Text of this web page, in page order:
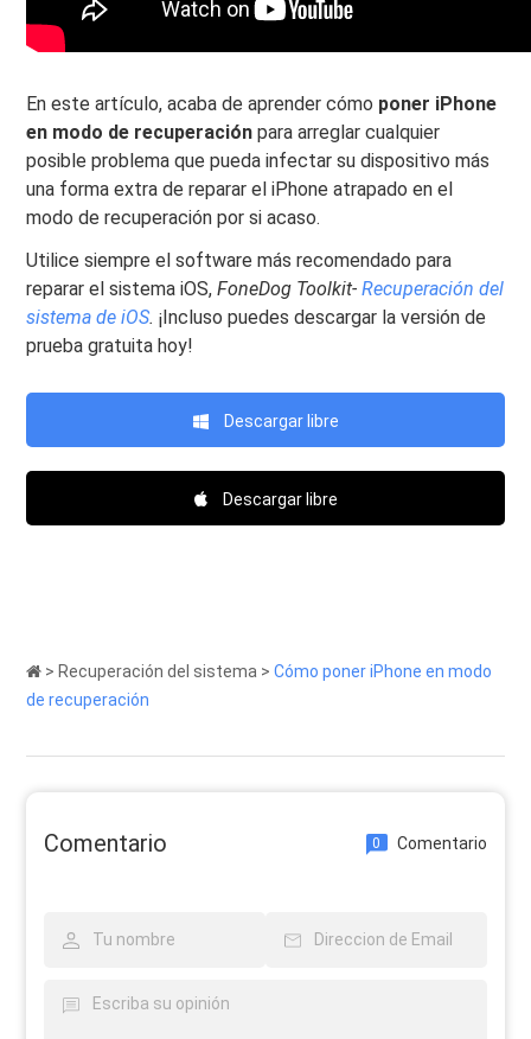
En este artículo, acaba de aprender cómo poner iPhone
en modo de recuperación para arreglar cualquier
posible problema que pueda infectar su dispositivo más
una forma extra de reparar el iPhone atrapado en el
modo de recuperación por si acaso.
Utilice siempre el software más recomendado para
reparar el sistema iOS,FoneDog Toolkit-Recuperación del
sistema de iOS. ¡Incluso puedes descargar la versión de
prueba gratuita hoy!
Descargar libre
Descargar libre
>Recuperación del sistema >Cómo poner iPhone en modo
de recuperación
Comentario 0 Comentario